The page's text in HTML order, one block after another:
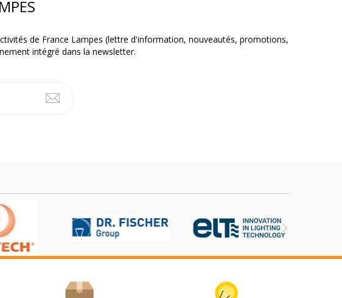
de France Lampes (lettre d'information, nouveautés, promotions,
intégré dans la newsletter.
